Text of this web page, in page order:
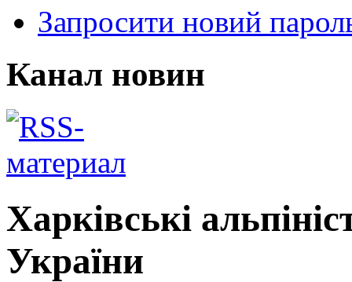
Запросити новий
Канал новин
Харківські
України